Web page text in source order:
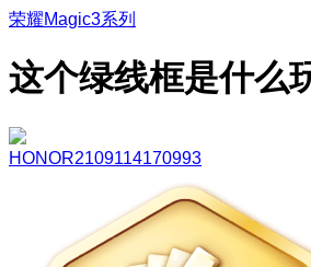
荣耀Magic3系列
这个绿线框是什么
HONOR2109114170993